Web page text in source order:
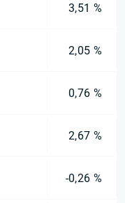
3,51 %
2,05 %
0,76 %
2,67 %
-0,26 %